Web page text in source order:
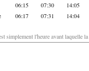
06:15 07:30 14:05
06:17 07:31 14:04
simplement l'heure avant laquelle